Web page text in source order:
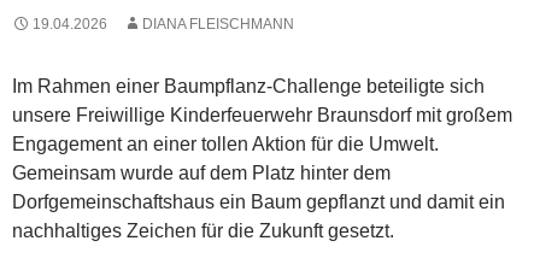
19.04.2026 DIANA FLEISCHMANN
Im Rahmen einer Baumpflanz-Challenge beteiligte sich
unsere Freiwillige Kinderfeuerwehr Braunsdorf mit großem
Engagement an einer tollen Aktion für die Umwelt.
Gemeinsam wurde auf dem Platz hinter dem
Dorfgemeinschaftshaus ein Baum gepflanzt und damit ein
nachhaltiges Zeichen für die Zukunft gesetzt.